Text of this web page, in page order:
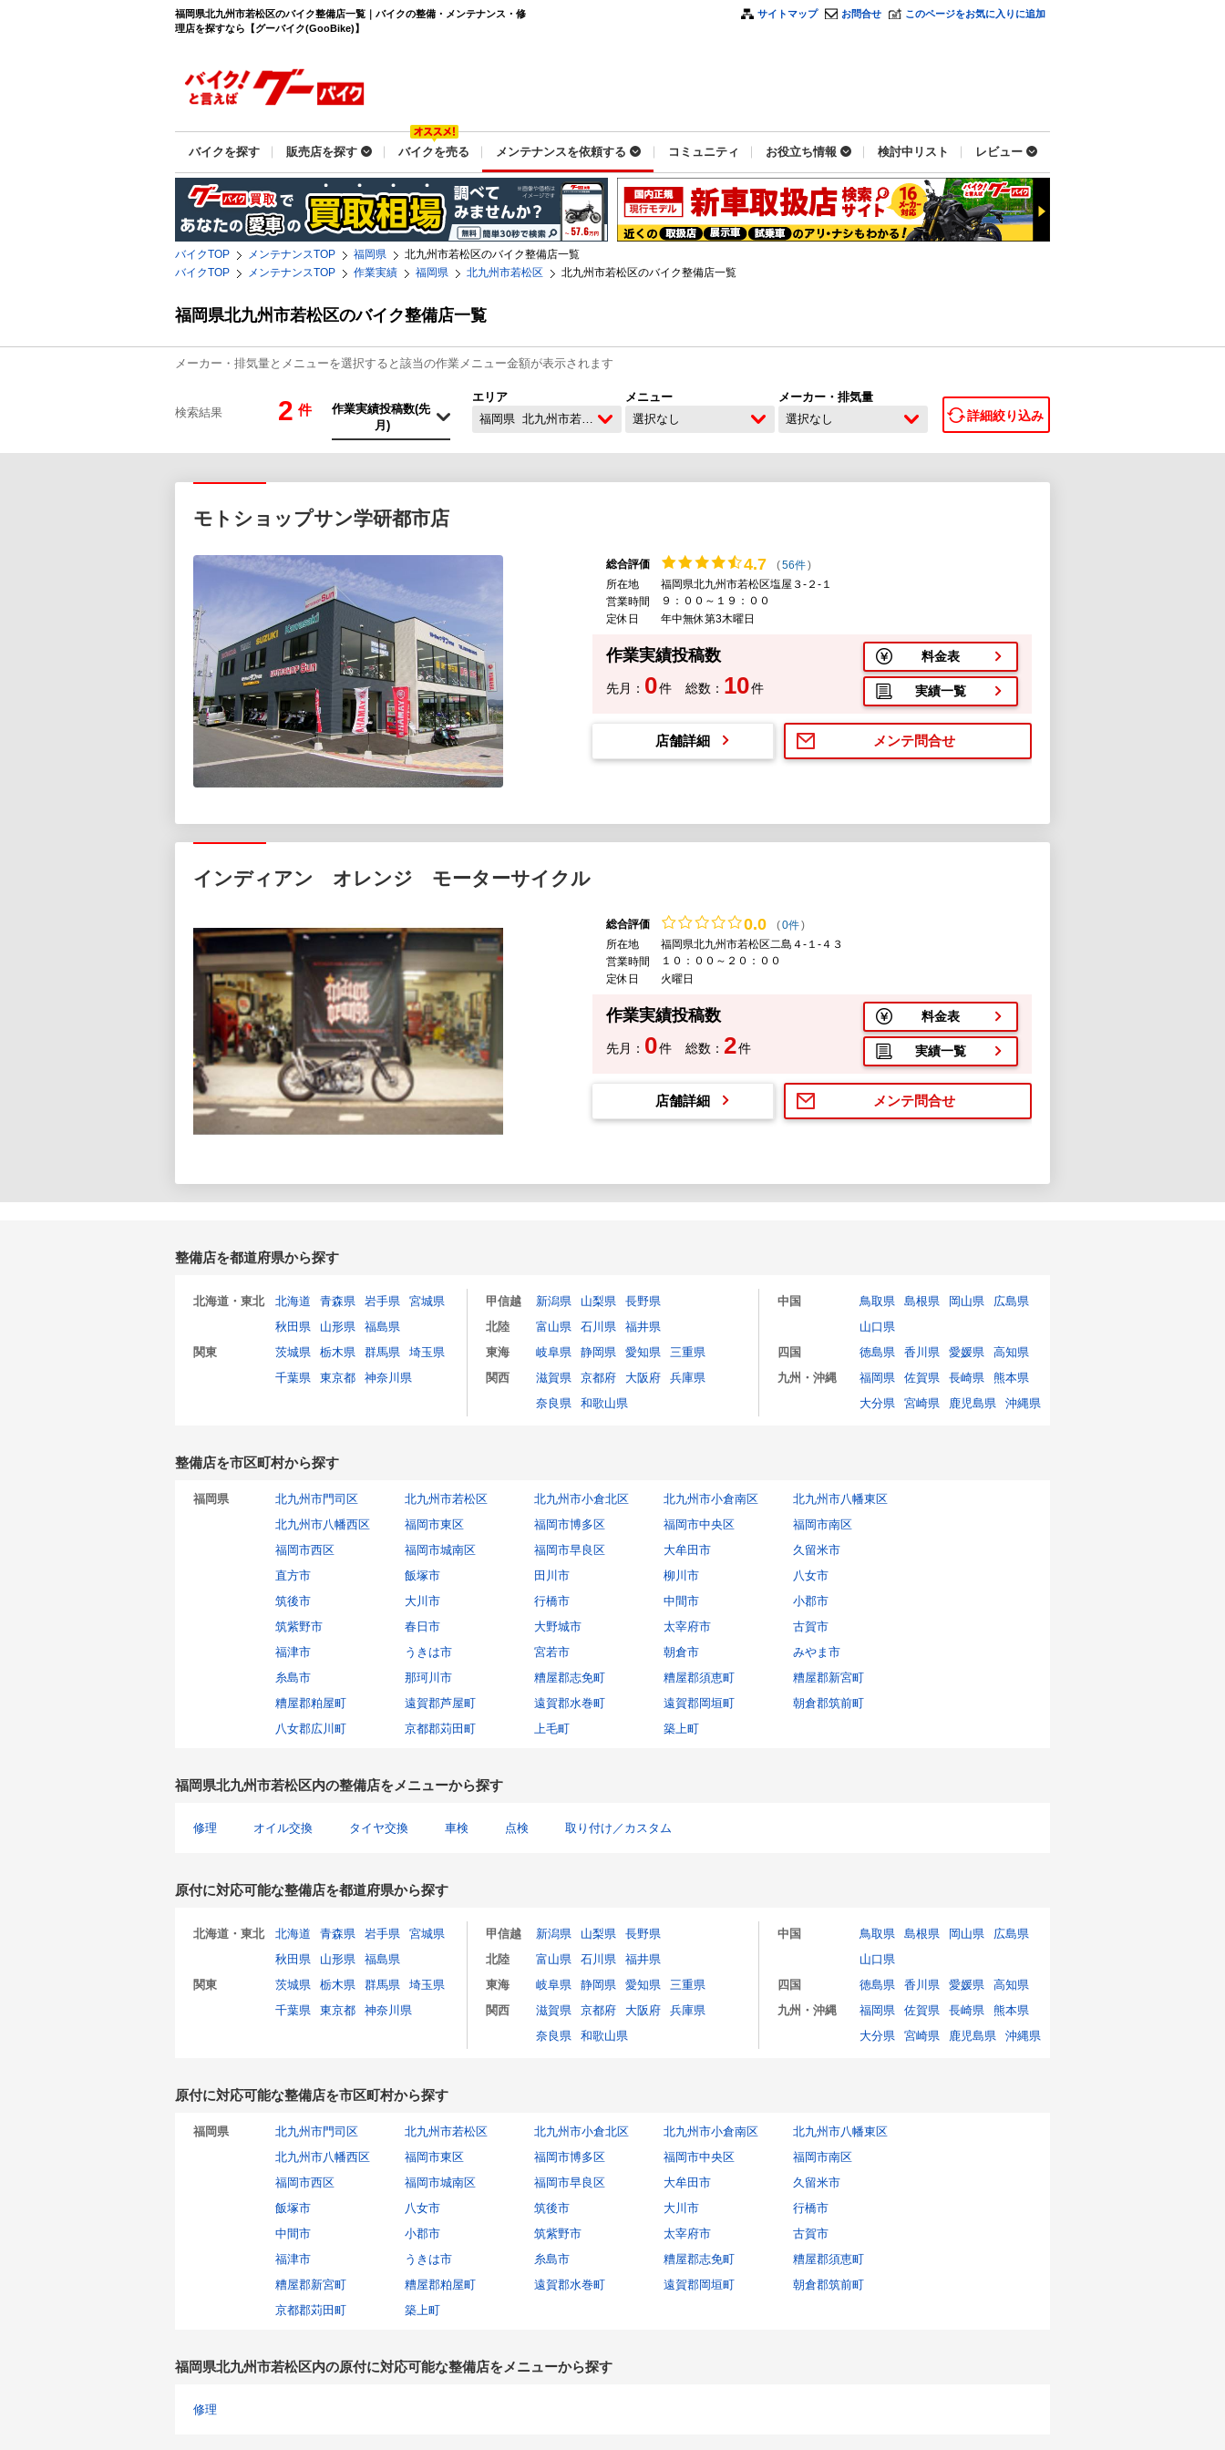
福岡県北九州市若松区のバイク整備店一覧｜バイクの整備・メンテナンス・修
理店を探すなら【グーバイク(GooBike)】
サイトマップ お問合せ このページをお気に入りに追加
バイクを探す 販売店を探す バイクを売る メンテナンスを依頼する コミュニティ お役立ち情報 検討中リスト レビュー
バイクTOP メンテナンスTOP 福岡県
北九州市若松区のバイク整備店一覧
バイクTOP
メンテナンスTOP 作業実績 福岡県 北九州市若松区 北九州市若松区のバイク整備店一覧
福岡県北九州市若松区のバイク整備店一覧
メーカー・排気量とメニューを選択すると該当の作業メニュー金額が表示されます
検索結果 2 件
エリア
福岡県 北九州市若松区
メニュー
選択なし
メーカー・排気量
選択なし
詳細絞り込み
モトショップサン学研都市店
総合評価 4.7 (56件)
所在地
福岡県北九州市若松区塩屋３-２-１
営業時間
９：００～１９：００
定休日
年中無休第3木曜日
作業実績投稿数
先月： 0件 総数： 10件
料金表
実績一覧
メンテ問合せ
店舗詳細
インディアン オレンジ モーターサイクル
総合評価 0.0 (0件)
所在地
福岡県北九州市若松区二島４-１-４３
営業時間
１０：００～２０：００
定休日
火曜日
作業実績投稿数
先月： 0件 総数： 2件
料金表
実績一覧
メンテ問合せ
店舗詳細
整備店を都道府県から探す
北海道・東北 北海道 青森県 岩手県
宮城県
秋田県
山形県
福島県
関東
茨城県 栃木県 群馬県
埼玉県
千葉県
東京都 神奈川県
甲信越 新潟県 山梨県
長野県
北陸
富山県 石川県
福井県
東海
岐阜県 静岡県 愛知県
三重県
関西
滋賀県 京都府 大阪府
兵庫県
奈良県
和歌山県
中国 鳥取県 島根県 岡山県
広島県
山口県
四国
徳島県 香川県 愛媛県
高知県
九州・沖縄
福岡県 佐賀県 長崎県
熊本県
大分県
宮崎県 鹿児島県 沖縄県
整備店を市区町村から探す
福岡県 北九州市門司区 北九州市若松区 北九州市小倉北区 北九州市小倉南区
北九州市八幡東区
北九州市八幡西区
福岡市東区 福岡市博多区 福岡市中央区
福岡市南区
福岡市西区
福岡市城南区 福岡市早良区 大牟田市
久留米市
直方市
飯塚市 田川市 柳川市
八女市
筑後市
大川市 行橋市 中間市
小郡市
筑紫野市
春日市 大野城市 太宰府市
古賀市
福津市
うきは市 宮若市 朝倉市
みやま市
糸島市
那珂川市 糟屋郡志免町 糟屋郡須恵町
糟屋郡新宮町
糟屋郡粕屋町
遠賀郡芦屋町 遠賀郡水巻町 遠賀郡岡垣町
朝倉郡筑前町
八女郡広川町
京都郡苅田町 上毛町 築上町
福岡県北九州市若松区内の整備店をメニューから探す
修理 オイル交換 タイヤ交換 車検 点検 取り付け／カスタム
原付に対応可能な整備店を都道府県から探す
北海道・東北 北海道 青森県 岩手県
宮城県
秋田県
山形県
福島県
関東
茨城県 栃木県 群馬県
埼玉県
千葉県
東京都 神奈川県
甲信越 新潟県 山梨県
長野県
北陸
富山県 石川県
福井県
東海
岐阜県 静岡県 愛知県
三重県
関西
滋賀県 京都府 大阪府
兵庫県
奈良県
和歌山県
中国 鳥取県 島根県 岡山県
広島県
山口県
四国
徳島県 香川県 愛媛県
高知県
九州・沖縄
福岡県 佐賀県 長崎県
熊本県
大分県
宮崎県 鹿児島県 沖縄県
原付に対応可能な整備店を市区町村から探す
福岡県 北九州市門司区 北九州市若松区 北九州市小倉北区 北九州市小倉南区
北九州市八幡東区
北九州市八幡西区
福岡市東区 福岡市博多区 福岡市中央区
福岡市南区
福岡市西区
福岡市城南区 福岡市早良区 大牟田市
久留米市
飯塚市
八女市 筑後市 大川市
行橋市
中間市
小郡市 筑紫野市 太宰府市
古賀市
福津市
うきは市 糸島市 糟屋郡志免町
糟屋郡須恵町
糟屋郡新宮町
糟屋郡粕屋町 遠賀郡水巻町 遠賀郡岡垣町
朝倉郡筑前町
京都郡苅田町
築上町
福岡県北九州市若松区内の原付に対応可能な整備店をメニューから探す
修理